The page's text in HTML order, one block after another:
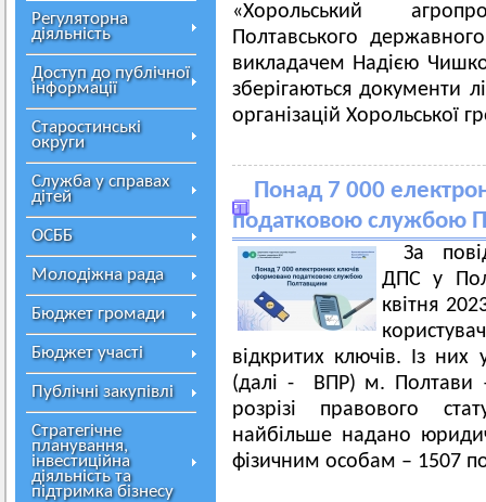
Регуляторна
діяльність
Доступ до публічної
інформації
Старостинські
округи
Служба у справах
дітей
ОСББ
Молодіжна рада
Бюджет громади
Бюджет участі
Публічні закупівлі
Стратегічне
планування,
інвестиційна
діяльність та
підтримка бізнесу
«Хорольський
Полтавського
викладачем Надією Чишко
зберігаються документи
організацій Хорольської
Понад 7 000
податковою службою
За
ДПС у
квітня
відкритих ключів. Із них
(далі - ВПР) м. Полтави
розрізі правового
найбільше надано
фізичним особам – 1507